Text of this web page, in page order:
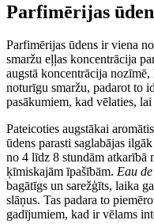
Parfimērijas
Parfimērijas ūdens ir viena
smaržu eļļas koncentrācija
augstā koncentrācija nozīmē,
noturīgu smaržu, padarot to
pasākumiem, kad vēlaties,
Pateicoties augstākai
ūdens parasti saglabājas
no 4 līdz 8 stundām atkarībā
ķīmiskajām īpašībām. Eau
bagātīgs un sarežģīts, laika
slāņus. Tas padara to
gadījumiem, kad ir vēlams